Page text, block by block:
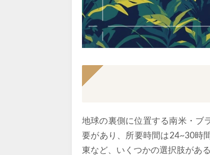
地球の裏側に位置する南米・ブ
要があり、所要時間は24~30時
東など、いくつかの選択肢があ